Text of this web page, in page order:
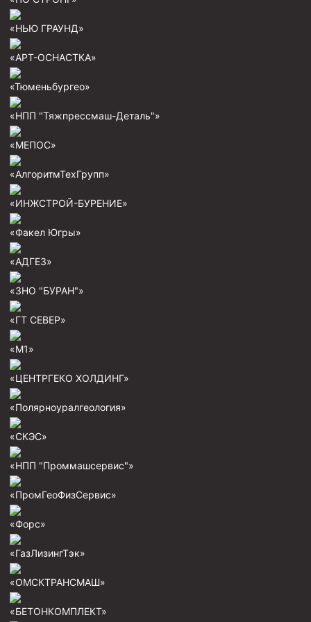
Центраторы колонные
Герметизаторы устьевые
Башмаки колонные
Инструмент для бурения и КРС (ловильный, аварийный)
Перья гидромониторные
Пауки гидравлические
Пауки механические
Скреперы механические
Штанголовки
Удочки ловильные
Обурочный комплекс ОК
Фрезеры торцевые с фрезерующей воронкой и с
Магнитные ловители
Фрезеры арбузообразные
Фрезеры стартово-оконные
Фрезеры Барракуда
«НЬЮ ГРАУНД»
«АРТ-ОСНАСТКА»
«Тюменьбургео»
«НПП "Тяжпрессмаш-Деталь"»
«МЕПОС»
«АлгоритмТехГрупп»
«ИНЖСТРОЙ-БУРЕНИЕ»
«Факел Югры»
«АДГЕЗ»
«ЗНО "БУРАН"»
«ГТ СЕВЕР»
«М1»
«ЦЕНТРГЕКО ХОЛДИНГ»
«Полярноуралгеология»
«СКЭС»
«НПП "Проммашсервис"»
«ПромГеоФизСервис»
«Форс»
«ГазЛизингТэк»
«ОМСКТРАНСМАШ»
«БЕТОНКОМПЛЕКТ»